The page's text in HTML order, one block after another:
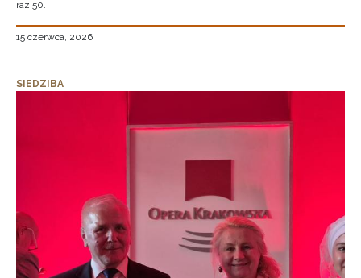
raz 50.
15 czerwca, 2026
SIEDZIBA